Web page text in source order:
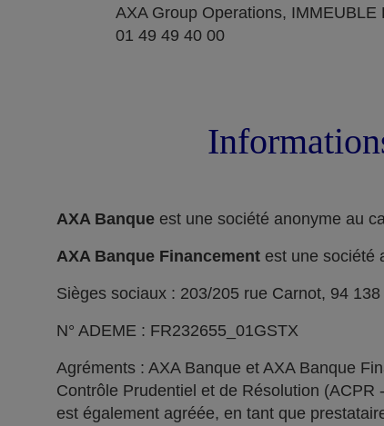
AXA Group Operations,
01 49 49 40 00
AXA Banque est une société anonyme au
AXA Banque Financement est une société
Sièges sociaux : 203/205 rue Carnot, 94
N° ADEME : FR232655_01GSTX
Agréments : AXA Banque et AXA Banque
Contrôle Prudentiel et de Résolution
est également agréée, en tant que